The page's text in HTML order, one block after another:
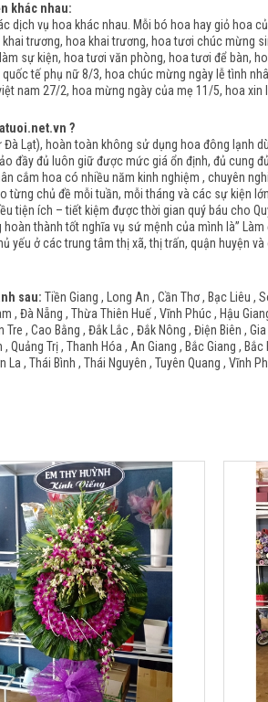
khác nhau:
dịch vụ hoa khác nhau. Mỗi bó hoa hay giỏ hoa
trương, hoa khai trương, hoa tươi chúc
sự kiện, hoa tươi văn phòng, hoa tươi để bàn,
tế phụ nữ 8/3, hoa chúc mừng ngày lễ tình
nam 27/2, hoa mừng ngày của mẹ 11/5, hoa
?
Lạt), hoàn toàn không sử dụng hoa đông lạnh
đủ luôn giữ được mức giá ổn định, đủ cung
hoa có nhiều năm kinh nghiệm , chuyên
chủ đề mỗi tuần, mỗi tháng và các sự kiện
tiện ích – tiết kiệm được thời gian quý báu cho
thành tốt nghĩa vụ sứ mệnh của mình là”
yếu ở các trung tâm thị xã, thị trấn, quận huyện
sau: Tiền Giang , Long An , Cần Thơ , Bạc Liêu ,
, Đà Nẵng , Thừa Thiên Huế , Vĩnh Phúc , Hậu
, Cao Bằng , Đắk Lắc , Đắk Nông , Điện Biên ,
Quảng Trị , Thanh Hóa , An Giang , Bắc Giang ,
, Thái Bình , Thái Nguyên , Tuyên Quang , Vĩnh